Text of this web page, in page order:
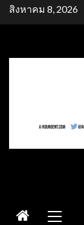
Skipสิงหาคม 8, 2026
Menu